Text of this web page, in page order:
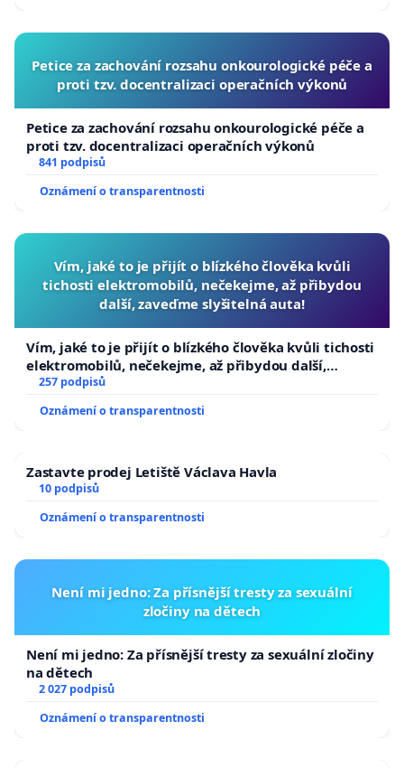
Petice za zachování rozsahu onkourologické péče a
proti tzv. docentralizaci operačních výkonů
Petice za zachování rozsahu onkourologické péče a
proti tzv. docentralizaci operačních výkonů
841 podpisů
Oznámení o transparentnosti
Vím, jaké to je přijít o blízkého člověka kvůli
tichosti elektromobilů, nečekejme, až přibydou
další, zaveďme slyšitelná auta!
Vím, jaké to je přijít o blízkého člověka kvůli tichosti
elektromobilů, nečekejme, až přibydou další,
zaveďme slyšitelná auta!
257 podpisů
Oznámení o transparentnosti
Zastavte prodej Letiště Václava Havla
10 podpisů
Oznámení o transparentnosti
Není mi jedno: Za přísnější tresty za sexuální
zločiny na dětech
Není mi jedno: Za přísnější tresty za sexuální zločiny
na dětech
2 027 podpisů
Oznámení o transparentnosti